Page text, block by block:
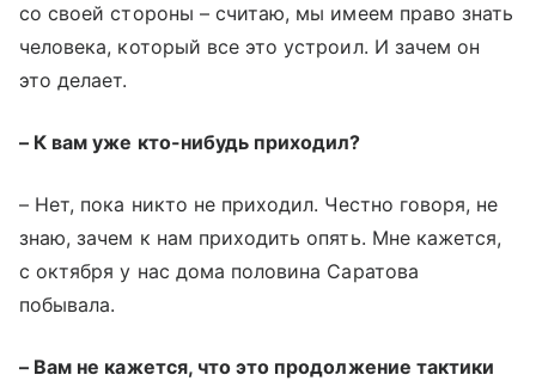
со своей стороны – считаю, мы имеем право знать
человека, который все это устроил. И зачем он
это делает.
– К вам уже кто-нибудь приходил?
– Нет, пока никто не приходил. Честно говоря, не
знаю, зачем к нам приходить опять. Мне кажется,
с октября у нас дома половина Саратова
побывала.
– Вам не кажется, что это продолжение тактики